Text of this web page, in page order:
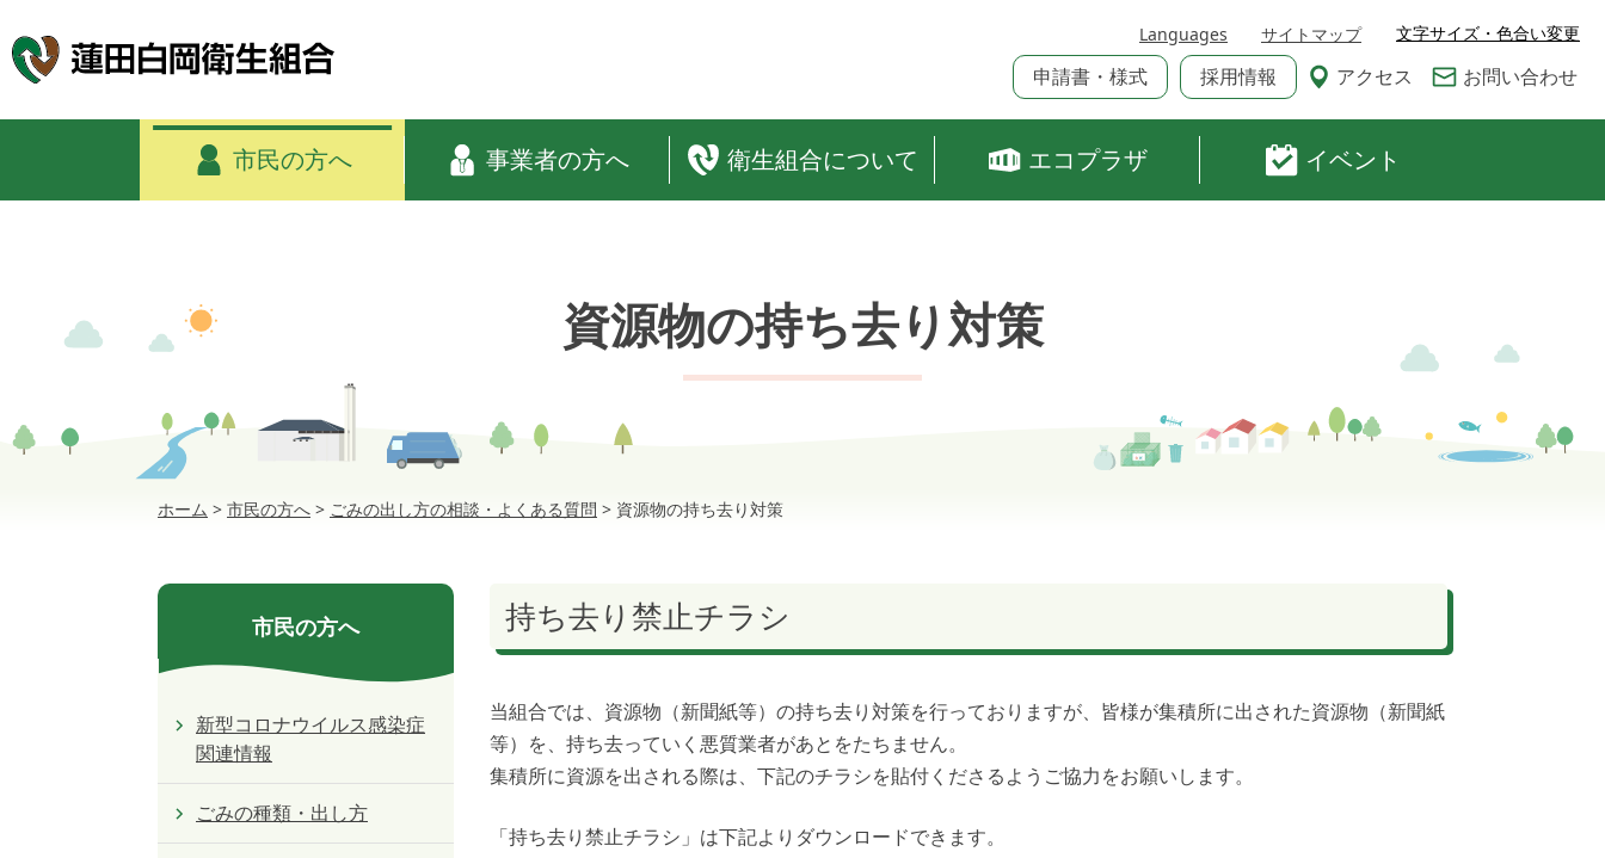
市民の方へ 事業者の方へ 衛生組合について エコプラザ イベント
申請書・様式 採用情報 アクセス お問い合わせ
サイトマップ
Languages 文字サイズ・色合い変更
資源物の持ち去り対策
ホーム > 市民の方へ > ごみの出し方の相談・よくある質問 > 資源物の持ち去り対策
持ち去り禁止チラシ
当組合では、資源物（新聞紙等）の持ち去り対策を行っておりますが、皆様が集積所に出された資源物（新聞紙
等）を、持ち去っていく悪質業者があとをたちません。
集積所に資源を出される際は、下記のチラシを貼付くださるようご協力をお願いします。
「持ち去り禁止チラシ」は下記よりダウンロードできます。
市民の方へ
新型コロナウイルス感染症
関連情報
ごみの種類・出し方